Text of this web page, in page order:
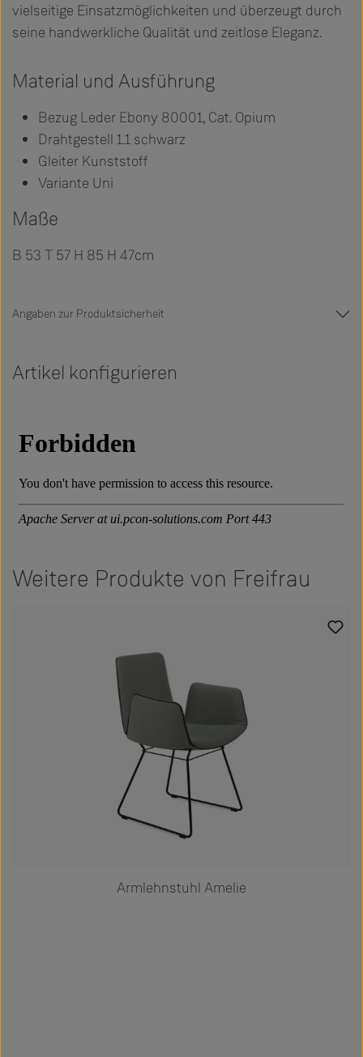
vielseitige Einsatzmöglichkeiten und überzeugt durch
seine handwerkliche Qualität und zeitlose Eleganz.
Material und Ausführung
Bezug Leder Ebony 80001, Cat. Opium
Drahtgestell 1.1 schwarz
Gleiter Kunststoff
Variante Uni
Maße
B 53 T 57 H 85 H 47cm
Angaben zur Produktsicherheit
Artikel konfigurieren
Weitere Produkte von Freifrau
Armlehnstuhl Amelie